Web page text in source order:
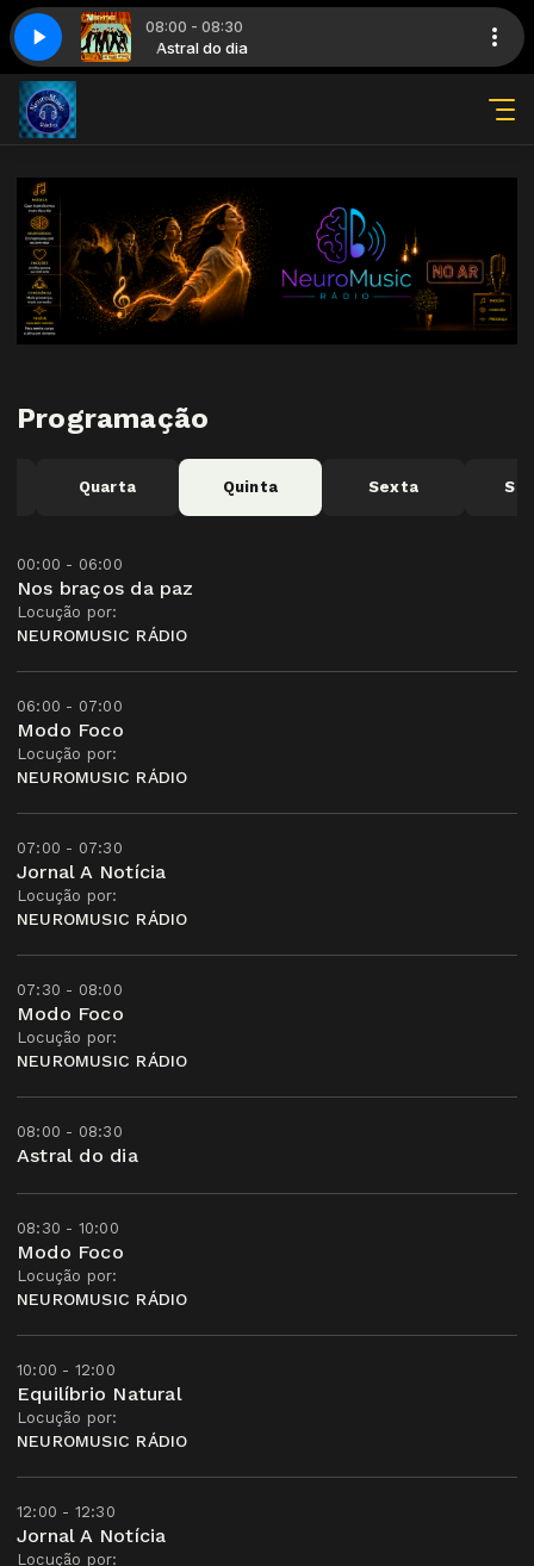
08:00 - 08:30
do dia Astral do dia
NSYNC - Bye Bye Bye
Programação
Quarta Quinta Sexta
00:00 - 06:00
Nos braços da paz
Locução por:
NEUROMUSIC RÁDIO
06:00 - 07:00
Modo Foco
Locução por:
NEUROMUSIC RÁDIO
07:00 - 07:30
Jornal A Notícia
Locução por:
NEUROMUSIC RÁDIO
07:30 - 08:00
Modo Foco
Locução por:
NEUROMUSIC RÁDIO
08:00 - 08:30
Astral do dia
08:30 - 10:00
Modo Foco
Locução por:
NEUROMUSIC RÁDIO
10:00 - 12:00
Equilíbrio Natural
Locução por:
NEUROMUSIC RÁDIO
12:00 - 12:30
Jornal A Notícia
Locução por: